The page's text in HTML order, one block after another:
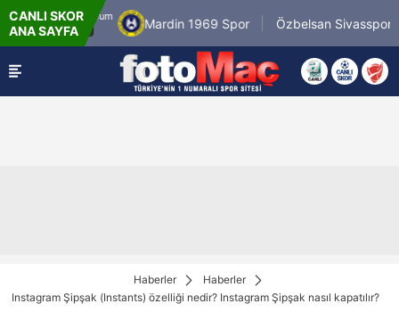
CANLI SKOR
ANA SAYFA
8.8.2026 - Cum
19:00
Mardin 1969 Spor Özbelsan Sivasspor
Haberler
Haberler
Instagram Şipşak (Instants) özelliği nedir? Instagram Şipşak nasıl kapatılır?